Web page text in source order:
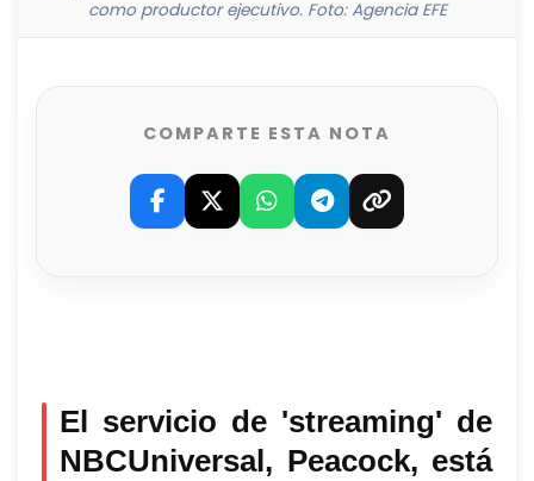
como productor ejecutivo. Foto: Agencia EFE
COMPARTE ESTA NOTA
El servicio de 'streaming' de
NBCUniversal, Peacock, está